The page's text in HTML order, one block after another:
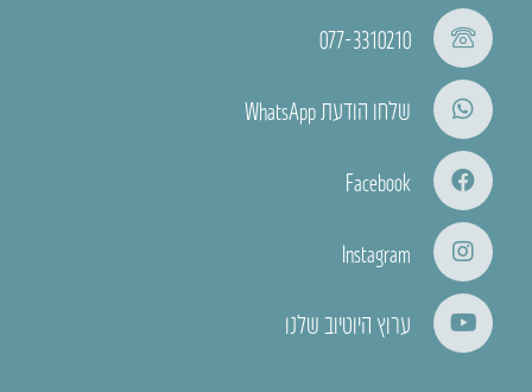
077-3310210
שלחו הודעת WhatsApp
Facebook
Instagram
ערוץ היוטיוב שלנו